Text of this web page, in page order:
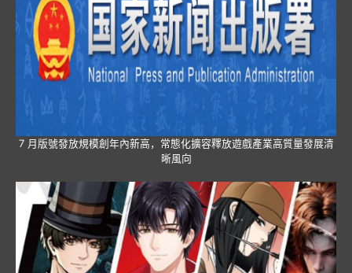
7 月版號發放規模創年內新高，常態化擴容釋放遊戲產業高質量發展清
晰風向